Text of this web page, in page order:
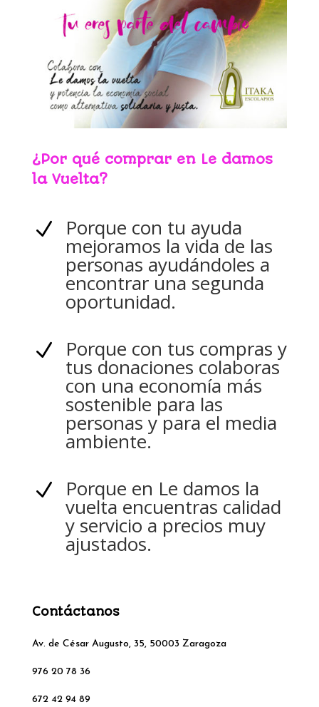
¿Por qué comprar en Le damos
la Vuelta?
N Porque con tu ayuda
mejoramos la vida de las
personas ayudándoles a
encontrar una segunda
oportunidad.
N Porque con tus compras y
tus donaciones colaboras
con una economía más
sostenible para las
personas y para el media
ambiente.
N Porque en Le damos la
vuelta encuentras calidad
y servicio a precios muy
ajustados.
Contáctanos
Av. de César Augusto, 35, 50003 Zaragoza
976 20 78 36
672 42 94 89